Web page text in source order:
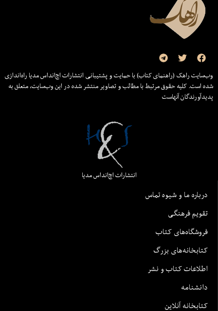
وب‌سایت راهک (راهنمای کتاب) با حمایت و پشتیبانی انتشارات اچ‌اند‌اس مدیا راه‌اندازی
شده است. کلیه حقوق مرتبط با مطالب و تصاویر منتشر شده در این وب‌سایت، متعلق به
پدیدآورندگان آنهاست
انتشارات اچ‌اند‌اس مدیا
درباره ما و شیوه تماس
تقویم فرهنگی
فروشگاه‌های کتاب
کتابخانه‌های بزرگ
اطلاعات کتاب و نشر
دانشنامه
کتابخانه آنلاین